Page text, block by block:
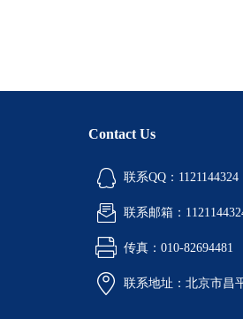
Contact Us
联系QQ：1121144324
联系邮箱：
传真：010-82694481
联系地址：北京市昌